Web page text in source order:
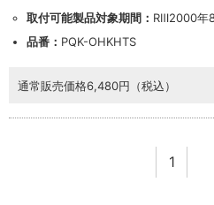
取付可能製品対象期間： RⅢ2000年
品番： PQK-OHKHTS
通常販売価格6,480円（税込）
1